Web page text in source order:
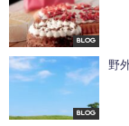
Blog
Blog
野